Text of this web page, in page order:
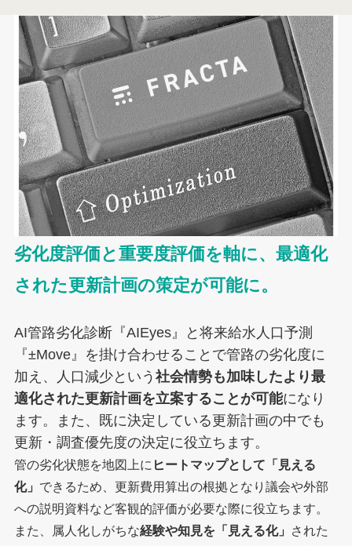
劣化度評価と重要度評価を軸に、最適化
された更新計画の策定が可能に。
AI管路劣化診断『AIEyes』と将来給水人口予測
『±Move』を掛け合わせることで管路の劣化度に
加え、人口減少という 社会情勢も加味したより最
適化された更新計画を立案することが可能になり
ます。また、既に決定している更新計画の中でも
更新・調査優先度の決定に役立ちます。
管の劣化状態を地図上に ヒートマップとして「見える
化」 できるため、更新費用算出の根拠となり議会や外部
への説明資料など客観的評価が必要な際に役立ちます。
また、属人化しがちな経験や知見を「見える化」
された